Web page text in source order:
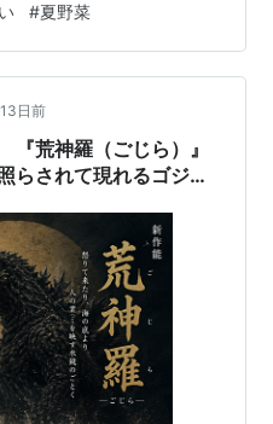
#夏野菜
13日前
神羅（ごじら）』
らされて現れるゴジラ